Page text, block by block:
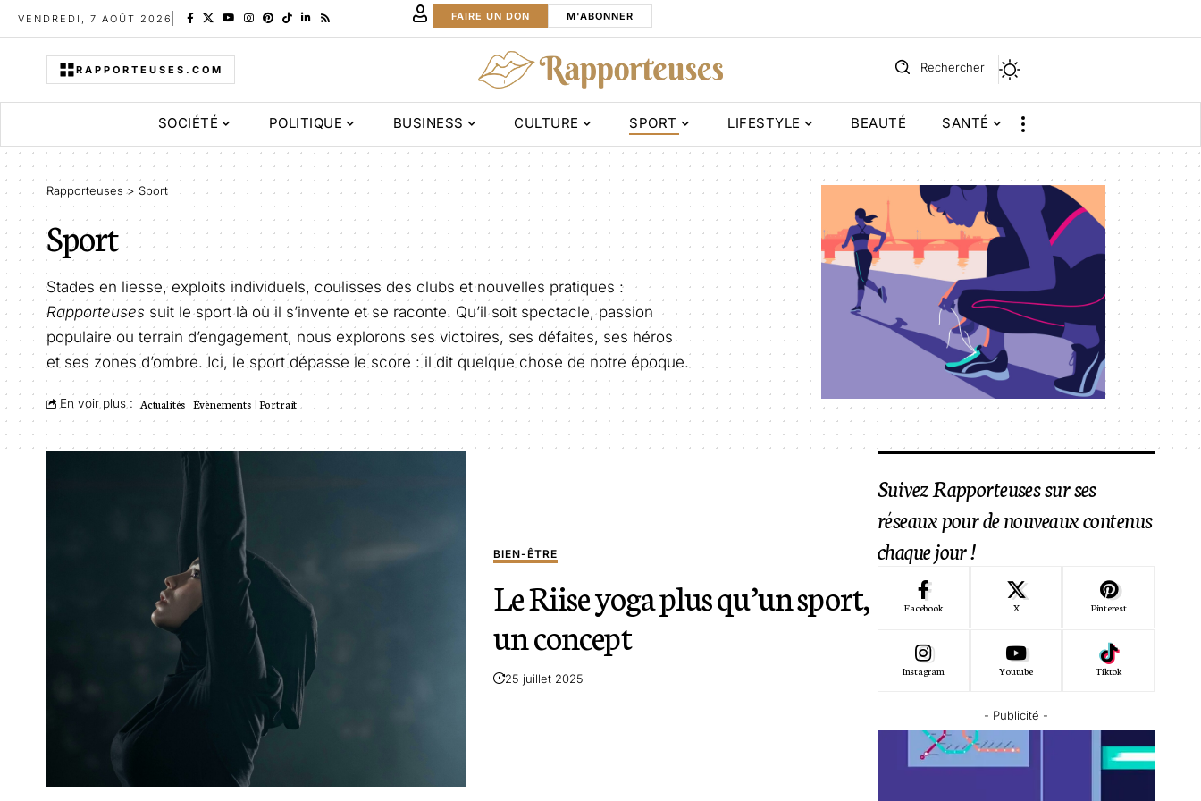
VENDREDI, 7 AOÛT 2026 FAIRE UN DON M'ABONNER
RAPPORTEUSES.COM Rechercher
SOCIÉTÉ POLITIQUE BUSINESS CULTURE SPORT LIFESTYLE BEAUTÉ SANTÉ
Rapporteuses > Sport
Sport
Stades en liesse, exploits individuels, coulisses des clubs et nouvelles pratiques :
Rapporteuses suit le sport là où il s’invente et se raconte. Qu’il soit spectacle, passion
populaire ou terrain d’engagement, nous explorons ses victoires, ses défaites, ses héros
et ses zones d’ombre. Ici, le sport dépasse le score : il dit quelque chose de notre époque.
En voir plus : Actualités Évènements Portrait
BIEN-ÊTRE
Le Riise yoga plus qu’un sport,
un concept
25 juillet 2025
Suivez Rapporteuses sur ses
réseaux pour de nouveaux contenus
chaque jour !
Facebook X Pinterest
Instagram Youtube Tiktok
- Publicité -